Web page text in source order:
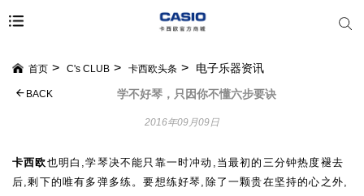
首页 C's CLUB 卡西欧头条 电子乐器资讯
学不好琴，只因你不懂六步要诀
BACK
2016年09月09日
卡西欧也明白,学琴决不能只靠一时冲动,当最初的三分钟热度褪去
后,剩下的唯有多弹多练。要想练好琴,除了一颗贵在坚持的心之外,